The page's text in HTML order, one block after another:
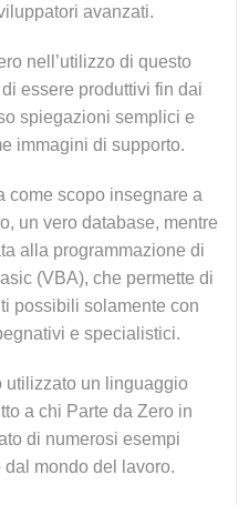
avanzati.
nell’utilizzo di questo
essere produttivi fin dai
spiegazioni semplici e
immagini di supporto.
come scopo insegnare a
un vero database, mentre
alla programmazione di
(VBA), che permette di
possibili solamente con
e specialistici.
utilizzato un linguaggio
a chi Parte da Zero in
di numerosi esempi
mondo del lavoro.